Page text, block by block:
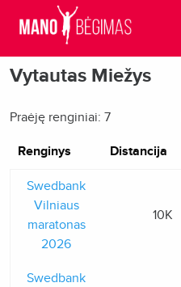
Vytautas Miežys
Praėję renginiai: 7
Renginys Distancija
Swedbank
Vilniaus
maratonas
2026
10K
Swedbank